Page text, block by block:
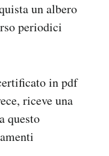
un albero
periodici
in pdf
riceveuna
questo